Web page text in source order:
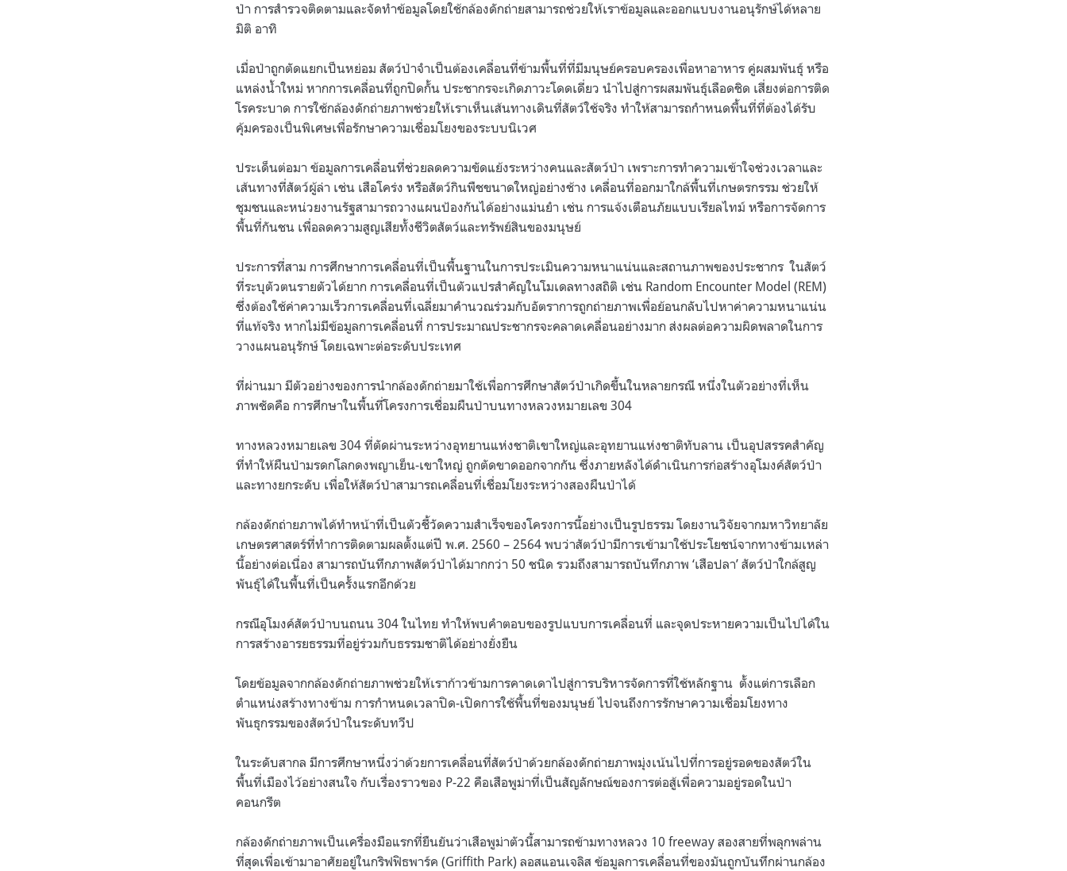
ป่า การสำรวจติดตามและจัดทำข้อมูลโดยใช้กล้องดักถ่ายสามารถช่วยให้เราข้อมูลและออกแบบงานอนุรักษ์ได้หลาย
มิติ อาทิ
เมื่อป่าถูกตัดแยกเป็นหย่อม สัตว์ป่าจำเป็นต้องเคลื่อนที่ข้ามพื้นที่ที่มีมนุษย์ครอบครองเพื่อหาอาหาร คู่ผสมพันธุ์ หรือ
แหล่งน้ำใหม่ หากการเคลื่อนที่ถูกปิดกั้น ประชากรจะเกิดภาวะโดดเดี่ยว นำไปสู่การผสมพันธุ์เลือดชิด เสี่ยงต่อการติด
โรคระบาด การใช้กล้องดักถ่ายภาพช่วยให้เราเห็นเส้นทางเดินที่สัตว์ใช้จริง ทำให้สามารถกำหนดพื้นที่ที่ต้องได้รับ
คุ้มครองเป็นพิเศษเพื่อรักษาความเชื่อมโยงของระบบนิเวศ
ประเด็นต่อมา ข้อมูลการเคลื่อนที่ช่วยลดความขัดแย้งระหว่างคนและสัตว์ป่า เพราะการทำความเข้าใจช่วงเวลาและ
เส้นทางที่สัตว์ผู้ล่า เช่น เสือโคร่ง หรือสัตว์กินพืชขนาดใหญ่อย่างช้าง เคลื่อนที่ออกมาใกล้พื้นที่เกษตรกรรม ช่วยให้
ชุมชนและหน่วยงานรัฐสามารถวางแผนป้องกันได้อย่างแม่นยำ เช่น การแจ้งเตือนภัยแบบเรียลไทม์ หรือการจัดการ
พื้นที่กันชน เพื่อลดความสูญเสียทั้งชีวิตสัตว์และทรัพย์สินของมนุษย์
ประการที่สาม การศึกษาการเคลื่อนที่เป็นพื้นฐานในการประเมินความหนาแน่นและสถานภาพของประชากร ในสัตว์
ที่ระบุตัวตนรายตัวได้ยาก การเคลื่อนที่เป็นตัวแปรสำคัญในโมเดลทางสถิติ เช่น Random Encounter Model (REM)
ซึ่งต้องใช้ค่าความเร็วการเคลื่อนที่เฉลี่ยมาคำนวณร่วมกับอัตราการถูกถ่ายภาพเพื่อย้อนกลับไปหาค่าความหนาแน่น
ที่แท้จริง หากไม่มีข้อมูลการเคลื่อนที่ การประมาณประชากรจะคลาดเคลื่อนอย่างมาก ส่งผลต่อความผิดพลาดในการ
วางแผนอนุรักษ์ โดยเฉพาะต่อระดับประเทศ
ที่ผ่านมา มีตัวอย่างของการนำกล้องดักถ่ายมาใช้เพื่อการศึกษาสัตว์ป่าเกิดขึ้นในหลายกรณี หนึ่งในตัวอย่างที่เห็น
ภาพชัดคือ การศึกษาในพื้นที่โครงการเชื่อมผืนป่าบนทางหลวงหมายเลข 304
ทางหลวงหมายเลข 304 ที่ตัดผ่านระหว่างอุทยานแห่งชาติเขาใหญ่และอุทยานแห่งชาติทับลาน เป็นอุปสรรคสำคัญ
ที่ทำให้ผืนป่ามรดกโลกดงพญาเย็น-เขาใหญ่ ถูกตัดขาดออกจากกัน ซึ่งภายหลังได้ดำเนินการก่อสร้างอุโมงค์สัตว์ป่า
และทางยกระดับ เพื่อให้สัตว์ป่าสามารถเคลื่อนที่เชื่อมโยงระหว่างสองผืนป่าได้
กล้องดักถ่ายภาพได้ทำหน้าที่เป็นตัวชี้วัดความสำเร็จของโครงการนี้อย่างเป็นรูปธรรม โดยงานวิจัยจากมหาวิทยาลัย
เกษตรศาสตร์ที่ทำการติดตามผลตั้งแต่ปี พ.ศ. 2560 – 2564 พบว่าสัตว์ป่ามีการเข้ามาใช้ประโยชน์จากทางข้ามเหล่า
นี้อย่างต่อเนื่อง สามารถบันทึกภาพสัตว์ป่าได้มากกว่า 50 ชนิด รวมถึงสามารถบันทึกภาพ ‘เสือปลา’ สัตว์ป่าใกล้สูญ
พันธุ์ได้ในพื้นที่เป็นครั้งแรกอีกด้วย
กรณีอุโมงค์สัตว์ป่าบนถนน 304 ในไทย ทำให้พบคำตอบของรูปแบบการเคลื่อนที่ และจุดประหายความเป็นไปได้ใน
การสร้างอารยธรรมที่อยู่ร่วมกับธรรมชาติได้อย่างยั่งยืน
โดยข้อมูลจากกล้องดักถ่ายภาพช่วยให้เราก้าวข้ามการคาดเดาไปสู่การบริหารจัดการที่ใช้หลักฐาน ตั้งแต่การเลือก
ตำแหน่งสร้างทางข้าม การกำหนดเวลาปิด-เปิดการใช้พื้นที่ของมนุษย์ ไปจนถึงการรักษาความเชื่อมโยงทาง
พันธุกรรมของสัตว์ป่าในระดับทวีป
ในระดับสากล มีการศึกษาหนึ่งว่าด้วยการเคลื่อนที่สัตว์ป่าด้วยกล้องดักถ่ายภาพมุ่งเน้นไปที่การอยู่รอดของสัตว์ใน
พื้นที่เมืองไว้อย่างสนใจ กับเรื่องราวของ P-22 คือเสือพูม่าที่เป็นสัญลักษณ์ของการต่อสู้เพื่อความอยู่รอดในป่า
คอนกรีต
กล้องดักถ่ายภาพเป็นเครื่องมือแรกที่ยืนยันว่าเสือพูม่าตัวนี้สามารถข้ามทางหลวง 10 freeway สองสายที่พลุกพล่าน
ที่สุดเพื่อเข้ามาอาศัยอยู่ในกริฟฟิธพาร์ค (Griffith Park) ลอสแอนเจลิส ข้อมูลการเคลื่อนที่ของมันถูกบันทึกผ่านกล้อง